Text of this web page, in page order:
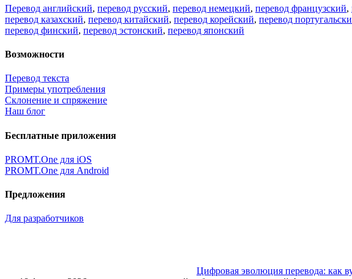
Перевод английский, перевод русский, перевод немецкий, перевод французский,
перевод казахский, перевод китайский, перевод корейский, перевод
перевод финский, перевод эстонский, перевод японский
Возможности
Перевод текста
Примеры употребления
Склонение и спряжение
Наш блог
Бесплатные приложения
PROMT.One для iOS
PROMT.One для Android
Предложения
Для разработчиков
Цифровая эволюция перевода: как